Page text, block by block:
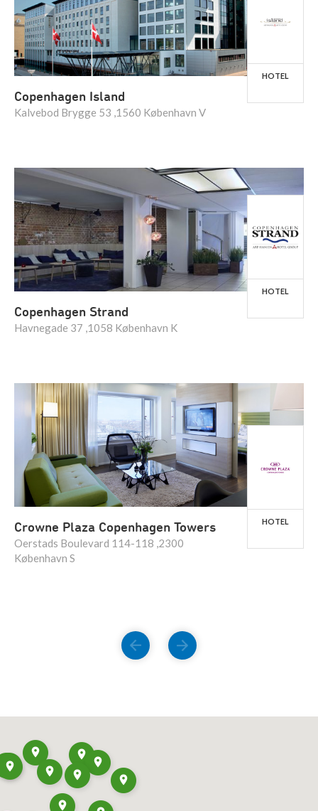
Copenhagen Island
Kalvebod Brygge 53 ,1560 København V
HOTEL
Copenhagen Strand
Havnegade 37 ,1058 København K
HOTEL
Crowne Plaza Copenhagen Towers
Oerstads Boulevard 114-118 ,2300
København S
HOTEL
FORRIGE NÆSTE